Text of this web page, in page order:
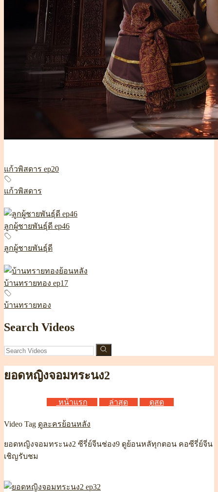
แก้วพิสดาร ep20
แก้วพิสดาร
ลูกผู้ชายพันธุ์ดี ep46
ลูกผู้ชายพันธุ์ดี
บ้านทรายทอง ep17
บ้านทรายทอง
Search Videos
ยอดหญิงจอมทระนง2
หน้าแรก ล่าสุด ดูสด
Video Tag ดูละครย้อนหลัง
ยอดหญิงจอมทระนง2 ซีรี่ย์จีนช่อง9 ดูย้อนหลัทุกตอน คอซีรี่ย์จีน
เชิญรับชม